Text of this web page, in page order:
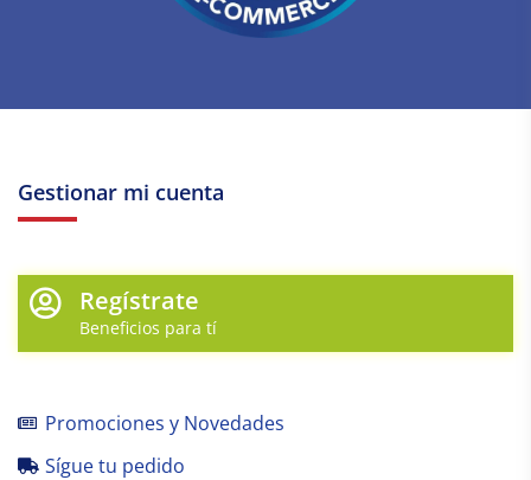
Gestionar mi cuenta
Regístrate
Beneficios para tí
Promociones y Novedades
Sígue tu pedido